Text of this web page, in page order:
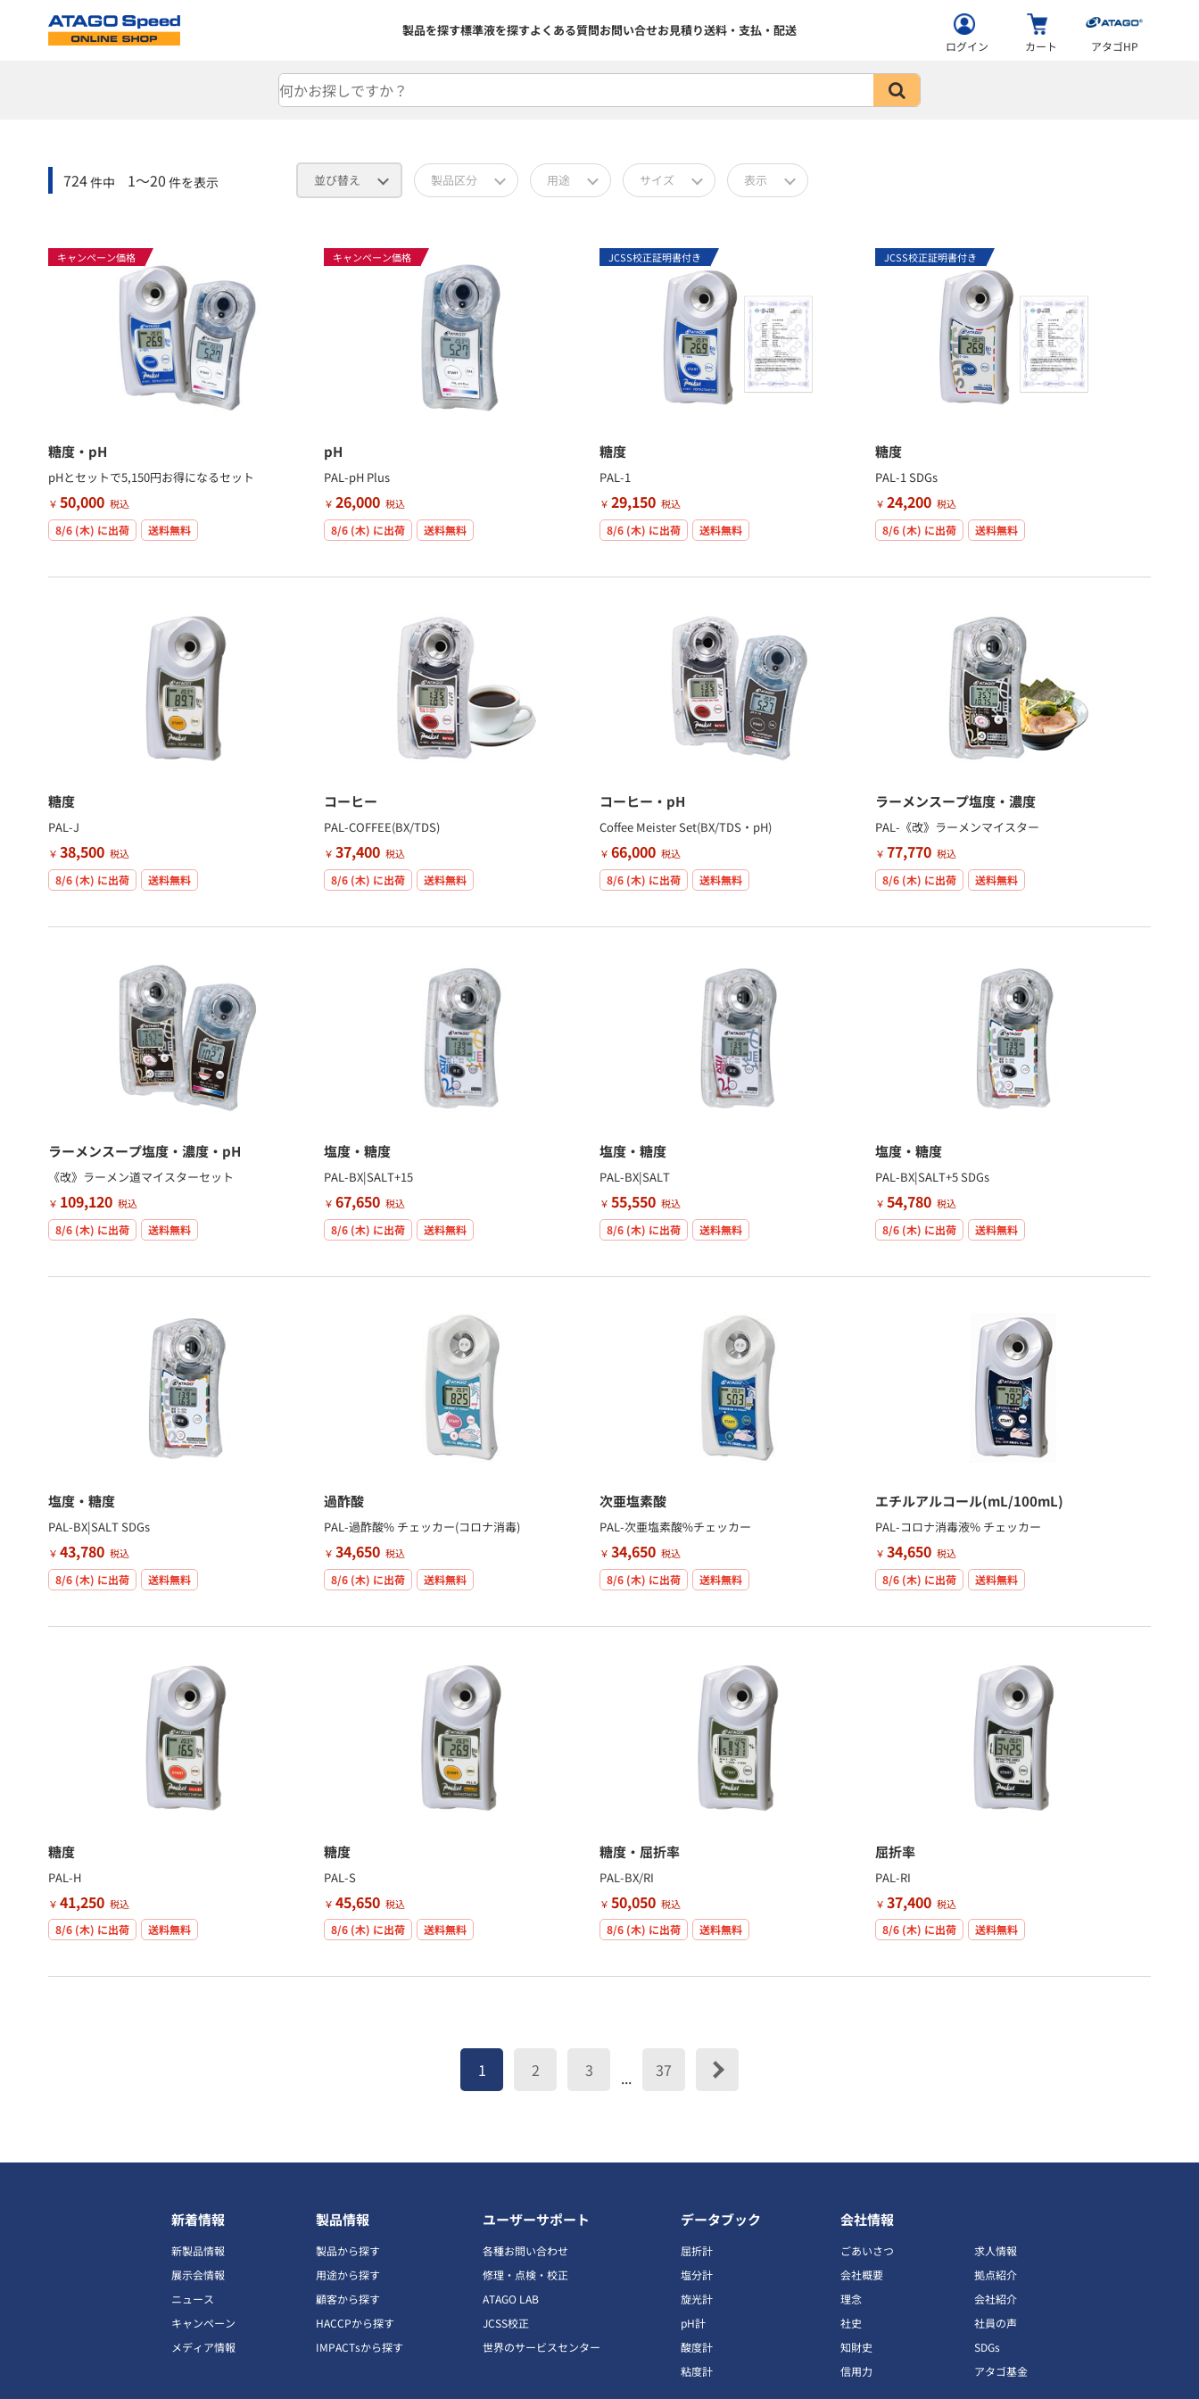
製品を探す標準液を探すよくある質問お問い合せお見積り送料・支払・配送
ログイン カート アタゴHP
724件中 1～20 件を表示 並び替え 製品区分 用途 サイズ 表示
キャンペーン価格
糖度・pH
pHとセットで5,150円お得になるセット
￥ 50,000 税込
8/6 (木) に出荷 送料無料
キャンペーン価格
pH
PAL-pH Plus
￥ 26,000 税込
8/6 (木) に出荷 送料無料
JCSS校正証明書付き
糖度
PAL-1
￥ 29,150 税込
8/6 (木) に出荷 送料無料
JCSS校正証明書付き
糖度
PAL-1 SDGs
￥24,200 税込
8/6 (木) に出荷 送料無料
糖度
PAL-J
￥ 38,500 税込
8/6 (木) に出荷 送料無料
コーヒー
PAL-COFFEE(BX/TDS)
￥ 37,400 税込
8/6 (木) に出荷 送料無料
コーヒー・pH
Coffee Meister Set(BX/TDS・pH)
￥ 66,000 税込
8/6 (木) に出荷 送料無料
ラーメンスープ塩度・濃度
PAL-《改》ラーメンマイスター
￥77,770 税込
8/6 (木) に出荷 送料無料
ラーメンスープ塩度・濃度・pH
《改》ラーメン道マイスターセット
￥ 109,120 税込
8/6 (木) に出荷 送料無料
塩度・糖度
PAL-BX|SALT+15
￥ 67,650 税込
8/6 (木) に出荷 送料無料
塩度・糖度
PAL-BX|SALT
￥ 55,550 税込
8/6 (木) に出荷 送料無料
塩度・糖度
PAL-BX|SALT+5 SDGs
￥54,780 税込
8/6 (木) に出荷 送料無料
塩度・糖度
PAL-BX|SALT SDGs
￥ 43,780 税込
8/6 (木) に出荷 送料無料
過酢酸
PAL-過酢酸% チェッカー(コロナ消毒)
￥ 34,650 税込
8/6 (木) に出荷 送料無料
次亜塩素酸
PAL-次亜塩素酸%チェッカー
￥ 34,650 税込
8/6 (木) に出荷 送料無料
エチルアルコール(mL/100mL)
PAL-コロナ消毒液% チェッカー
￥34,650 税込
8/6 (木) に出荷 送料無料
糖度
PAL-H
￥ 41,250 税込
8/6 (木) に出荷 送料無料
糖度
PAL-S
￥ 45,650 税込
8/6 (木) に出荷 送料無料
糖度・屈折率
PAL-BX/RI
￥ 50,050 税込
8/6 (木) に出荷 送料無料
屈折率
PAL-RI
￥37,400 税込
8/6 (木) に出荷 送料無料
1 2 3 ... 37
新着情報
新製品情報
展示会情報
ニュース
キャンペーン
メディア情報
製品情報
製品から探す
用途から探す
顧客から探す
HACCPから探す
IMPACTsから探す
ユーザーサポート
各種お問い合わせ
修理・点検・校正
ATAGO LAB
JCSS校正
世界のサービスセンター
データブック
屈折計
塩分計
旋光計
pH計
酸度計
粘度計
会社情報
ごあいさつ
会社概要
理念
社史
知財史
信用力
求人情報
拠点紹介
会社紹介
社員の声
SDGs
アタゴ基金